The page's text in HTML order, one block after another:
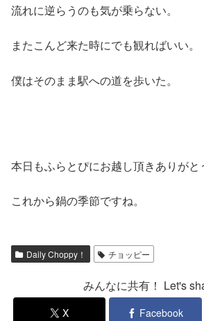
流れに逆らうのも気が乗らない。
またこんど来た時にでも観ればいい。
僕はそのまま駅への道を歩いた。
本日もふらとぴにお越し頂きありがと
これから鍋の季節ですね。
Daily Choppy！ チョッピー
みんなに共有！ Let's
X Facebook